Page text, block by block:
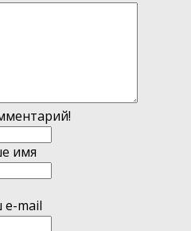
имя
e-mail